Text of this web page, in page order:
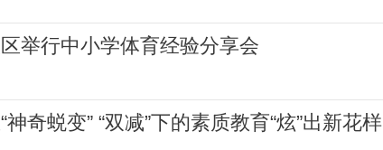
举行中小学体育经验分享会
奇蜕变” “双减”下的素质教育“炫”出新花样